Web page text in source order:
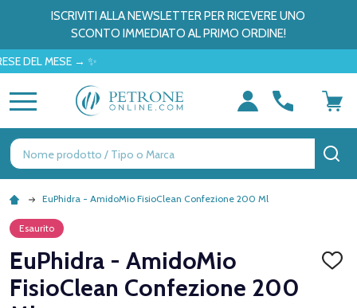
ISCRIVITI ALLA NEWSLETTER PER RICEVERE UNO
SCONTO IMMEDIATO AL PRIMO ORDINE!
MESE → ✨
Ricerca
EuPhidra - AmidoMio FisioClean Confezione 200 Ml
Esaurito
EuPhidra - AmidoMio
FisioClean Confezione 200